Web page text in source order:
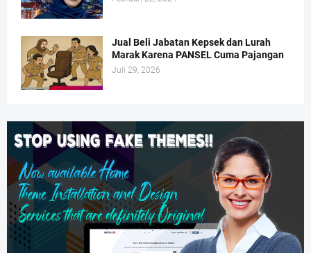
Jual Beli Jabatan Kepsek dan Lurah
Marak Karena PANSEL Cuma Pajangan
Juli 29, 2026